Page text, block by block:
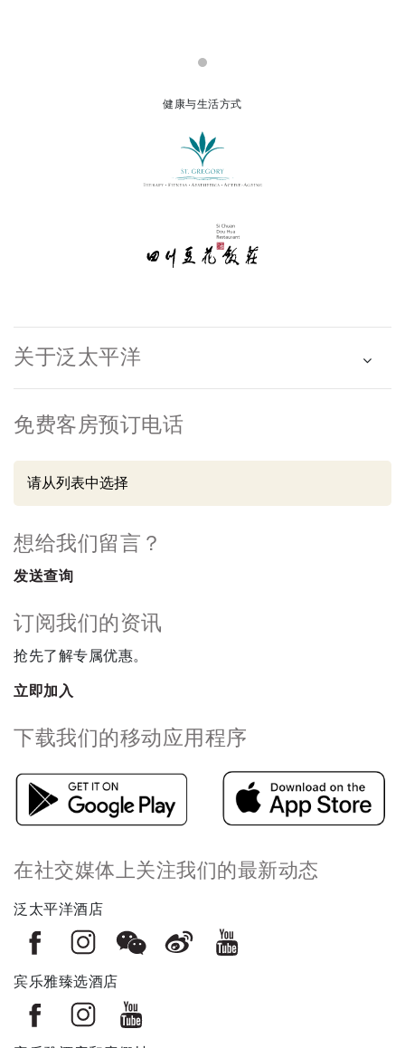
健康与生活方式
关于泛太平洋
免费客房预订电话
想给我们留言？
发送查询
订阅我们的资讯
抢先了解专属优惠。
立即加入
下载我们的移动应用程序
在社交媒体上关注我们的最新动态
泛太平洋酒店
宾乐雅臻选酒店